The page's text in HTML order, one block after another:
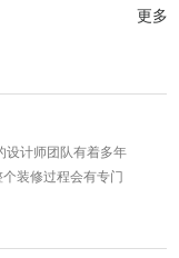
更多
设计师团队有着多年
装修过程会有专门